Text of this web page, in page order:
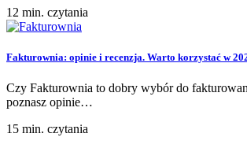
12 min. czytania
Fakturownia: opinie i recenzja. Warto korzystać w
Czy Fakturownia to dobry wybór do
poznasz opinie…
15 min. czytania